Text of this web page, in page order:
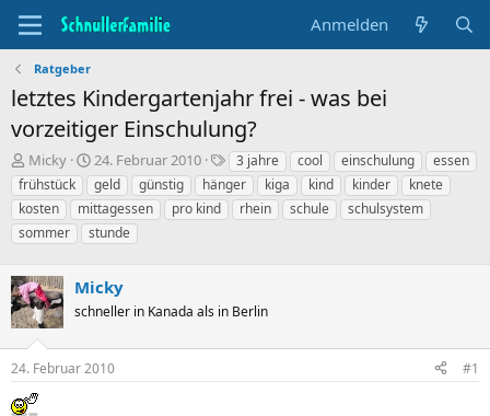
Anmelden
Ratgeber
letztes Kindergartenjahr frei - was bei
vorzeitiger Einschulung?
T
h
e
m
e
s
t
a
t
e
r
Micky
B
e
g
i
n
d
a
t
m
24. Februar 2010
S
t
i
c
t
3 jahre cool einschulung
essen
frühstück
geld günstig hänger kiga kind kinder
knete
kosten
mittagessen pro kind rhein schule
schulsystem
sommer
stunde
Micky
schneller in Kanada als in Berlin
24. Februar 2010 #1